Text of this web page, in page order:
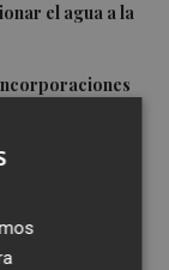
el agua a la
de Clarisas,
Dama?
surgido del
el sector